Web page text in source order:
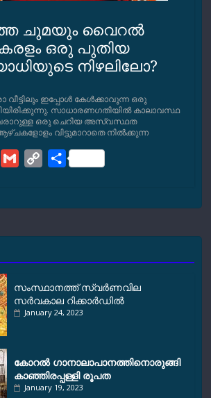
ചുമയും വൈറല്‍
ഒരു പുതിയ
നിഴലിലോ?
വീട്ടിലും ഇപ്പോള്‍ കേള്‍ക്കാവുന്ന ഒരു
സാധാരണഗതിയില്‍ കാലാവസ്ഥ
ഒരു ചെറിയ അസ്വസ്ഥത
വിട്ടുമാറാതെ നില്‍ക്കുന്ന
i
y
n
k
S
r
സംസ്ഥാനത്ത് സ്വര്‍ണവില
സര്‍വകാല റിക്കാര്‍ഡിൽ
January 24, 2023
കോറല്‍ ഗാനാലാപാനത്തിനൊരുങ്ങി
കാഞ്ഞിരപ്പള്ളി രൂപത
January 19, 2023